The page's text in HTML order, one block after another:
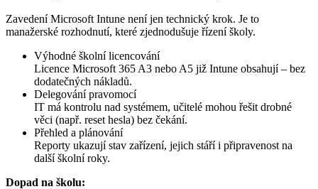
Zavedení Microsoft Intune není jen technický krok. Je to
manažerské rozhodnutí, které zjednodušuje řízení školy.
Výhodné školní licencování
Licence Microsoft 365 A3 nebo A5 již Intune obsahují – bez
dodatečných nákladů.
Delegování pravomocí
IT má kontrolu nad systémem, učitelé mohou řešit drobné
věci (např. reset hesla) bez čekání.
Přehled a plánování
Reporty ukazují stav zařízení, jejich stáří i připravenost na
další školní roky.
Dopad na školu: